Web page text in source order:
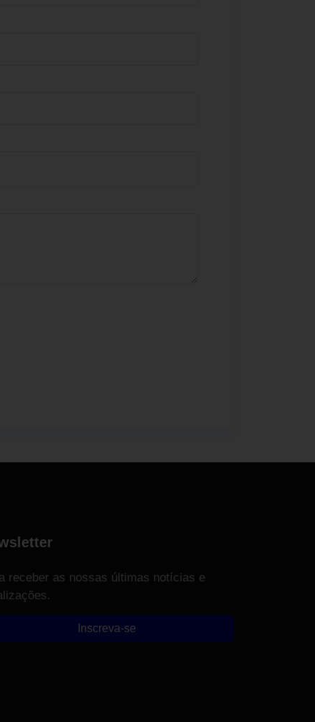
receber as nossas últimas notícias e
Inscreva-se